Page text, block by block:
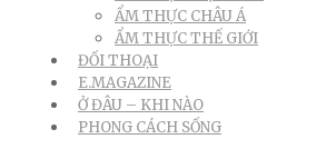
ẨM THỰC CHÂU Á
ẨM THỰC THẾ GIỚI
ĐỐI THOẠI
E.MAGAZINE
Ở ĐÂU – KHI NÀO
PHONG CÁCH SỐNG